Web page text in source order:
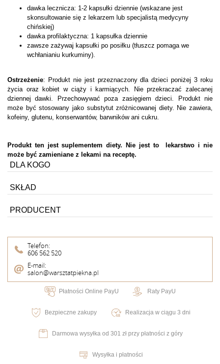
dawka lecznicza: 1-2 kapsułki dziennie (wskazane jest
skonsultowanie się z lekarzem lub specjalistą medycyny
chińskiej)
dawka profilaktyczna: 1 kapsułka dziennie
zawsze zażywaj kapsułki po posiłku (tłuszcz pomaga we
wchłanianiu kurkuminy).
Ostrzeżenie: Produkt nie jest przeznaczony dla dzieci poniżej 3 roku
życia oraz kobiet w ciąży i karmiących. Nie przekraczać zalecanej
dziennej dawki. Przechowywać poza zasięgiem dzieci. Produkt nie
może być stosowany jako substytut zróżnicowanej diety. Nie zawiera,
kofeiny, glutenu, konserwantów, barwników ani cukru.
Produkt ten jest suplementem diety. Nie jest to lekarstwo i nie
może być zamieniane z lekami na receptę.
DLA KOGO
SKŁAD
PRODUCENT
Telefon:
606 562 520
E-mail:
salon@warsztatpiekna.pl
Płatności Online PayU Raty PayU
Bezpieczne zakupy Realizacja w ciągu 3 dni
Darmowa wysyłka od 301 zł przy płatności z góry
Wysyłka i płatności